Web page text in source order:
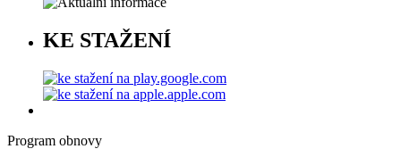
KE STAŽENÍ
Program obnovy